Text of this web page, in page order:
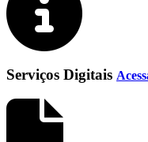
Serviços Digitais